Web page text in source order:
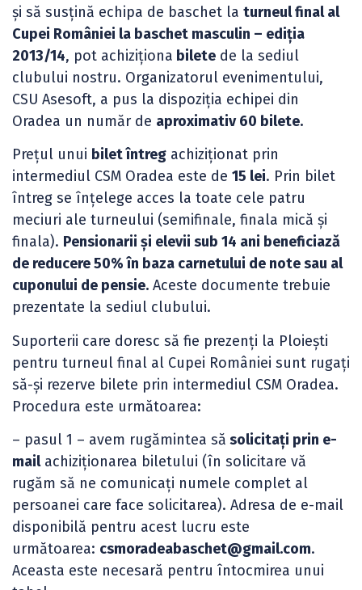
și să susțină echipa de baschet la turneul final al
Cupei României la baschet masculin – ediția
2013/14, pot achiziționa bilete de la sediul
clubului nostru. Organizatorul evenimentului,
CSU Asesoft, a pus la dispoziția echipei din
Oradea un număr de aproximativ 60 bilete.
Prețul unui bilet întreg achiziționat prin
intermediul CSM Oradea este de 15 lei. Prin bilet
întreg se înțelege acces la toate cele patru
meciuri ale turneului (semifinale, finala mică și
finala). Pensionarii și elevii sub 14 ani beneficiază
de reducere 50% în baza carnetului de note sau al
cuponului de pensie. Aceste documente trebuie
prezentate la sediul clubului.
Suporterii care doresc să fie prezenți la Ploiești
pentru turneul final al Cupei României sunt rugați
să-și rezerve bilete prin intermediul CSM Oradea.
Procedura este următoarea:
– pasul 1 – avem rugămintea să solicitați prin e-
mailachiziționarea biletului (în solicitare vă
rugăm să ne comunicați numele complet al
persoanei care face solicitarea). Adresa de e-mail
disponibilă pentru acest lucru este
următoarea: csmoradeabaschet@gmail.com.
Aceasta este necesară pentru întocmirea unui